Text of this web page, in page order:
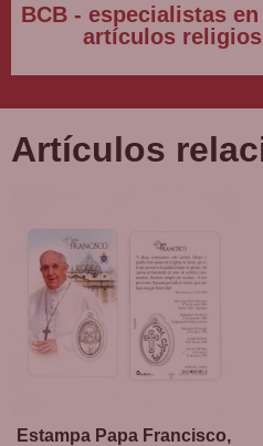
BCB - especialistas
artículos
Artículos
Estampa Papa Francisco,